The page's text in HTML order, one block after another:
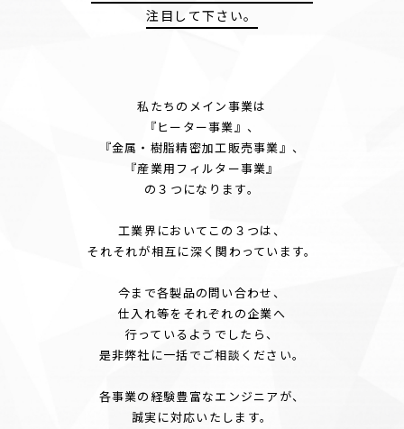
注目して下さい。
私たちのメイン事業は
『ヒーター事業』、
『金属・樹脂精密加工販売事業』、
『産業用フィルター事業』
の３つになります。
工業界においてこの３つは、
それそれが相互に深く関わっています。
今まで各製品の問い合わせ、
仕入れ等をそれぞれの企業へ
行っているようでしたら、
是非弊社に一括でご相談ください。
各事業の経験豊富なエンジニアが、
誠実に対応いたします。